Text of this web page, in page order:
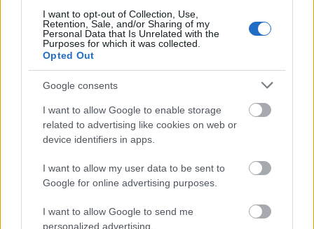
I want to opt-out of Collection, Use,
Retention, Sale, and/or Sharing of my
Personal Data that Is Unrelated with the
Purposes for which it was collected.
Opted Out
Google consents
I want to allow Google to enable storage
related to advertising like cookies on web or
device identifiers in apps.
I want to allow my user data to be sent to
Google for online advertising purposes.
I want to allow Google to send me
personalized advertising.